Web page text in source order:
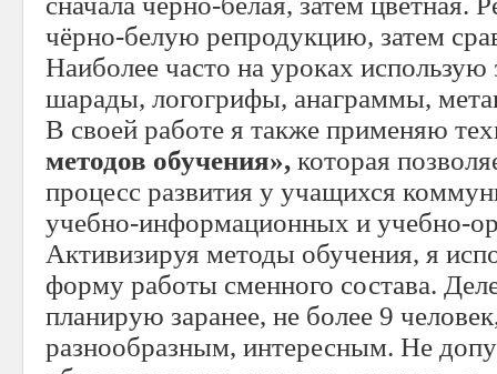
чёрно-белую репродукцию, затем
Наиболее часто на уроках использую
шарады, логогрифы, анаграммы,
В своей работе я также применяю
методов обучения», которая
процесс развития у учащихся
учебно-информационных и учебно-
Активизируя методы обучения, я
форму работы сменного состава.
планирую заранее, не более 9
разнообразным, интересным. Не